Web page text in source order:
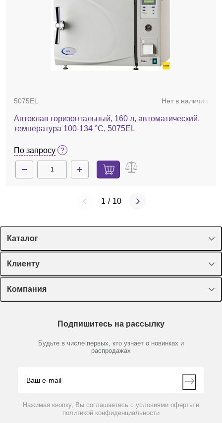
Капсулы ароматические для автоклава, AnaBac
яблочный, 100 шт.
Корзина для горизонтальных автоклавов серии
5075EL Нет в наличии
Автоклав горизонтальный, 160 л, автоматический,
температура 100-134 °С, 5075EL
По запросу
1 / 10
Каталог
Спецпредложения
Оборудование, приборы
Пластик, стекло, принадлежности
Химические реактивы, препараты, наборы
Производители
Клиенту
Лекторий Диаэм
Доставка и оплата
Мобильное приложение
Компания
Партнеры
Контакты
Подпишитесь на рассылку
Будьте в числе первых, кто узнает о новинках и
распродажах
Нажимая кнопку, Вы соглашаетесь с условиями оферты и
политикой конфиденциальности